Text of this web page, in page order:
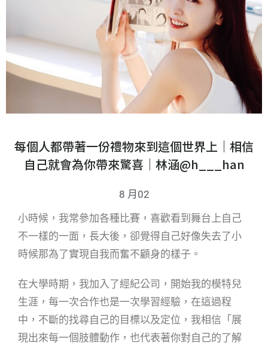
每個人都帶著一份禮物來到這個世界上｜相信
自己就會為你帶來驚喜｜林涵@h___han
8 月02
小時候，我常參加各種比賽，喜歡看到舞台上自己
不一樣的一面，長大後，卻覺得自己好像失去了小
時候那為了實現自我而奮不顧身的樣子。
在大學時期，我加入了經紀公司，開始我的模特兒
生涯，每一次合作也是一次學習經驗，在這過程
中，不斷的找尋自己的目標以及定位，我相信「展
現出來每一個肢體動作，也代表著你對自己的了解